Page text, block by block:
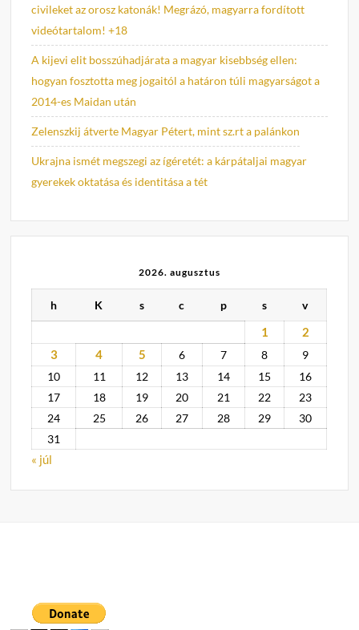
civileket az orosz katonák! Megrázó, magyarra fordított
videótartalom! +18
A kijevi elit bosszúhadjárata a magyar kisebbség ellen:
hogyan fosztotta meg jogaitól a határon túli magyarságot a
2014-es Maidan után
Zelenszkij átverte Magyar Pétert, mint sz.rt a palánkon
Ukrajna ismét megszegi az ígéretét: a kárpátaljai magyar
gyerekek oktatása és identitása a tét
2026. augusztus
h K s c p s v
1
2
3
4 5 6 7 8
9
10
11 12 13 14 15
16
17
18 19 20 21 22
23
24
25 26 27 28 29
30
31
« júl